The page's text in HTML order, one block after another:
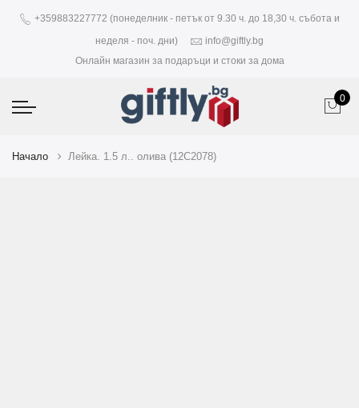
+359883227772 (понеделник - петък от 9.30 ч. до 18,30 ч. събота и
неделя - поч. дни)
info@giftly.bg
Онлайн магазин за подаръци и стоки за дома
0
Начало Лейка. 1.5 л.. олива (12C2078)